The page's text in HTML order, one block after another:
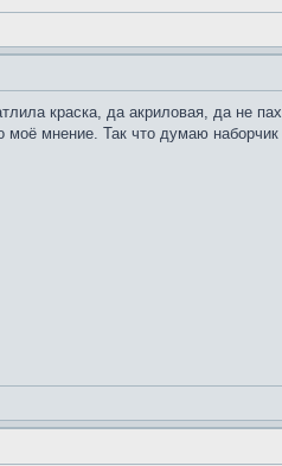
краска, да акриловая, да не
моё мнение. Так что думаю